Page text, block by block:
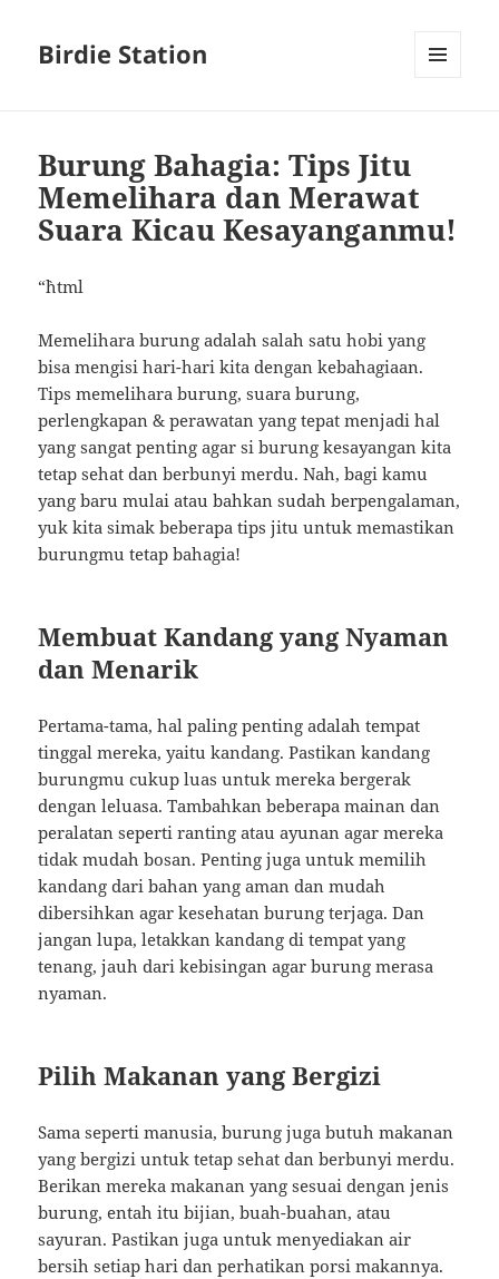
Birdie Station
Burung Bahagia: Tips Jitu
Memelihara dan Merawat
Suara Kicau Kesayanganmu!
“`html
Memelihara burung adalah salah satu hobi yang
bisa mengisi hari-hari kita dengan kebahagiaan.
Tips memelihara burung, suara burung,
perlengkapan & perawatan yang tepat menjadi hal
yang sangat penting agar si burung kesayangan kita
tetap sehat dan berbunyi merdu. Nah, bagi kamu
yang baru mulai atau bahkan sudah berpengalaman,
yuk kita simak beberapa tips jitu untuk memastikan
burungmu tetap bahagia!
Membuat Kandang yang Nyaman
dan Menarik
Pertama-tama, hal paling penting adalah tempat
tinggal mereka, yaitu kandang. Pastikan kandang
burungmu cukup luas untuk mereka bergerak
dengan leluasa. Tambahkan beberapa mainan dan
peralatan seperti ranting atau ayunan agar mereka
tidak mudah bosan. Penting juga untuk memilih
kandang dari bahan yang aman dan mudah
dibersihkan agar kesehatan burung terjaga. Dan
jangan lupa, letakkan kandang di tempat yang
tenang, jauh dari kebisingan agar burung merasa
nyaman.
Pilih Makanan yang Bergizi
Sama seperti manusia, burung juga butuh makanan
yang bergizi untuk tetap sehat dan berbunyi merdu.
Berikan mereka makanan yang sesuai dengan jenis
burung, entah itu bijian, buah-buahan, atau
sayuran. Pastikan juga untuk menyediakan air
bersih setiap hari dan perhatikan porsi makannya.